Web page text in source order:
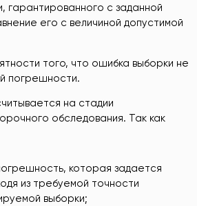
гарантированного с заданной
его с величиной допустимой
того, что ошибка выборки не
погрешности.
на стадии
обследования. Так как
которая задается
из требуемой точности
выборки;